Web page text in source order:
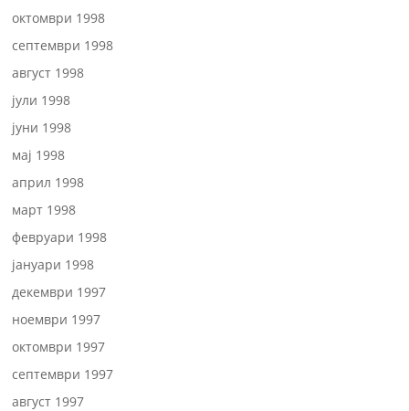
октомври 1998
септември 1998
август 1998
јули 1998
јуни 1998
мај 1998
април 1998
март 1998
февруари 1998
јануари 1998
декември 1997
ноември 1997
октомври 1997
септември 1997
август 1997